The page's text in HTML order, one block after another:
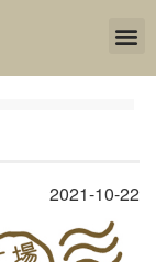
2021-10-22